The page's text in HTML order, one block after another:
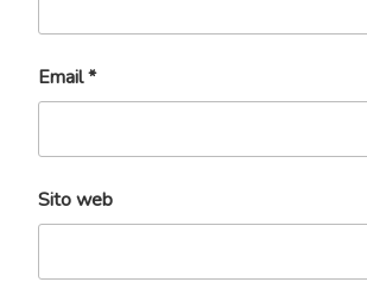
Email*
Sito web